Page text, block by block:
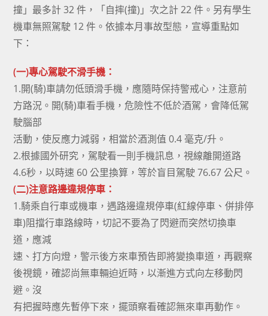
撞」最多計 32 件，「自摔(撞)」次之計 22 件。另有學生
機車無照駕駛 12 件。依據本月事故型態，宣導重點如
下：
(一)專心駕駛不滑手機：
1.開(騎)車請勿低頭滑手機，應隨時保持警戒心，注意前
方路況。開(騎)車看手機，危險性不低於酒駕，會降低駕
駛腦部
活動，使反應力減弱，相當於酒測值 0.4 毫克/升。
2.根據國外研究，駕駛看一則手機訊息，視線離開道路
4.6秒，以時速 60 公里換算，等於盲目駕駛 76.67 公尺。
(二)注意路邊違規停車：
1.騎乘自行車或機車，遇路邊違規停車(紅線停車、併排停
車)阻擋行車路線時，切記不要為了閃避而突然切換車
道，應減
速、打方向燈，警示後方來車預告即將變換車道，再觀察
後視鏡，確認尚無車輛迫近時，以漸進方式向左移動閃
避。沒
有把握時應先暫停下來，擺頭察看確認無來車再動作。